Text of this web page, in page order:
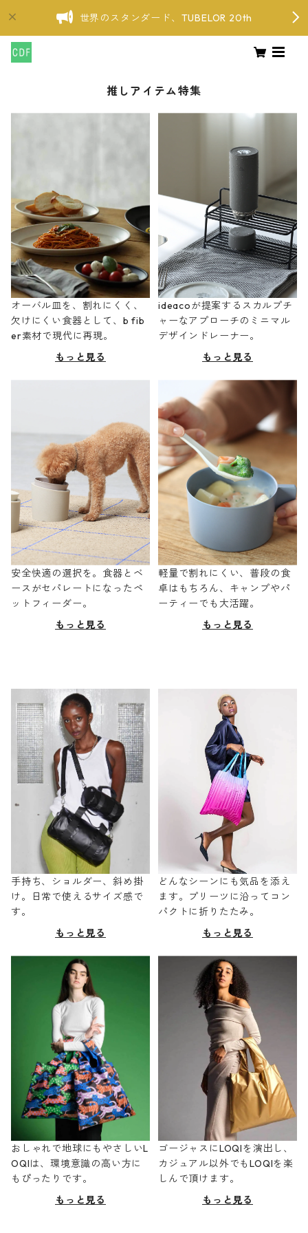
世界のスタンダード、TUBELOR 20th
推しアイテム特集
オーバル皿を、割れにくく、
欠けにくい食器として、b fib
er素材で現代に再現。
もっと見る
ideacoが提案するスカルプチ
ャーなアプローチのミニマル
デザインドレーナー。
もっと見る
安全快適の選択を。食器とベ
ースがセパレートになったペ
ットフィーダー。
もっと見る
軽量で割れにくい、普段の食
卓はもちろん、キャンプやパ
ーティーでも大活躍。
もっと見る
手持ち、ショルダー、斜め掛
け。日常で使えるサイズ感で
す。
もっと見る
どんなシーンにも気品を添え
ます。プリーツに沿ってコン
パクトに折りたたみ。
もっと見る
おしゃれで地球にもやさしいL
OQIは、環境意識の高い方に
もぴったりです。
もっと見る
ゴージャスにLOQIを演出し、
カジュアル以外でもLOQIを楽
しんで頂けます。
もっと見る